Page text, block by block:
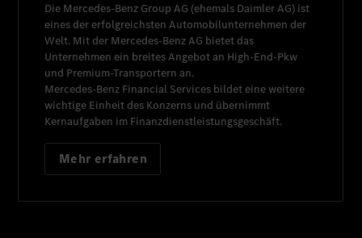
Die Mercedes-Benz Group AG (ehemals Daimler AG) ist
eines der erfolgreichsten Automobilunternehmen der
Welt. Mit der Mercedes-Benz AG bietet das
Unternehmen ein breites Angebot an High-End-Pkw
und Premium-Transportern an.
Mercedes-Benz Financial Services bildet eine weitere
wichtige Einheit des Konzerns und übernimmt
Kernaufgaben im Finanzdienstleistungsgeschäft.
Mehr erfahren